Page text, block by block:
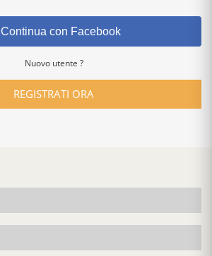
Continua con Facebook
Nuovo utente ?
REGISTRATI ORA